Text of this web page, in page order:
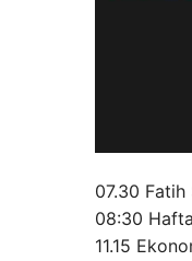
07.30
08:30
11.15